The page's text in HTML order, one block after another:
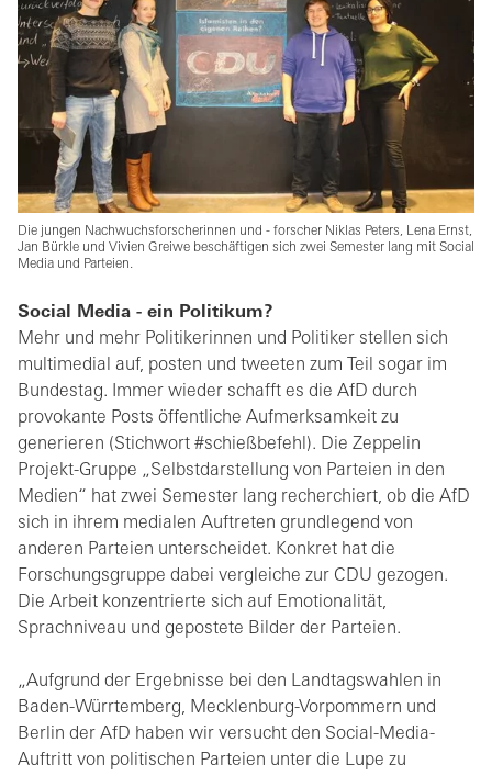
Die jungen Nachwuchsforscherinnen und - forscher Niklas Peters, Lena Ernst,
Jan Bürkle und Vivien Greiwe beschäftigen sich zwei Semester lang mit Social
Media und Parteien.
Social Media - ein Politikum?
Mehr und mehr Politikerinnen und Politiker stellen sich
multimedial auf, posten und tweeten zum Teil sogar im
Bundestag. Immer wieder schafft es die AfD durch
provokante Posts öffentliche Aufmerksamkeit zu
generieren (Stichwort #schießbefehl). Die Zeppelin
Projekt-Gruppe „Selbstdarstellung von Parteien in den
Medien“ hat zwei Semester lang recherchiert, ob die AfD
sich in ihrem medialen Auftreten grundlegend von
anderen Parteien unterscheidet. Konkret hat die
Forschungsgruppe dabei vergleiche zur CDU gezogen.
Die Arbeit konzentrierte sich auf Emotionalität,
Sprachniveau und gepostete Bilder der Parteien.
„Aufgrund der Ergebnisse bei den Landtagswahlen in
Baden-Würrtemberg, Mecklenburg-Vorpommern und
Berlin der AfD haben wir versucht den Social-Media-
Auftritt von politischen Parteien unter die Lupe zu